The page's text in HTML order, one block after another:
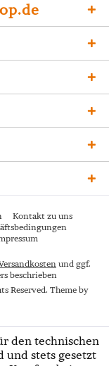
Kontakt zu uns
und ggf.
beschrieben
Reserved. Theme by
den technischen
und stets gesetzt